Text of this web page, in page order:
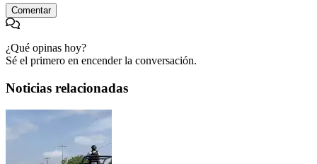
Comentar
¿Qué opinas hoy?
Sé el primero en encender la conversación.
Noticias relacionadas